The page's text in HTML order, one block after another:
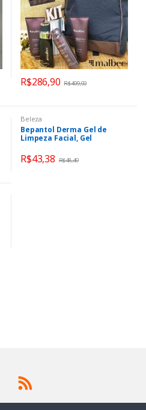
R$286,90 R$409,90
Beleza
Bepantol Derma Gel de
Limpeza Facial, Gel
Líquido, Limpeza Delicada,
Uso Diário, 200ml
R$43,38 R$48,49